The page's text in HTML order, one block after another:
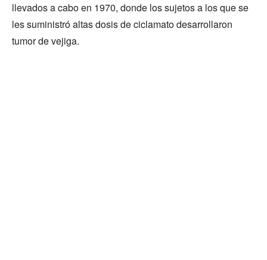
llevados a cabo en 1970, donde los sujetos a los que se
les suministró altas dosis de ciclamato desarrollaron
tumor de vejiga.